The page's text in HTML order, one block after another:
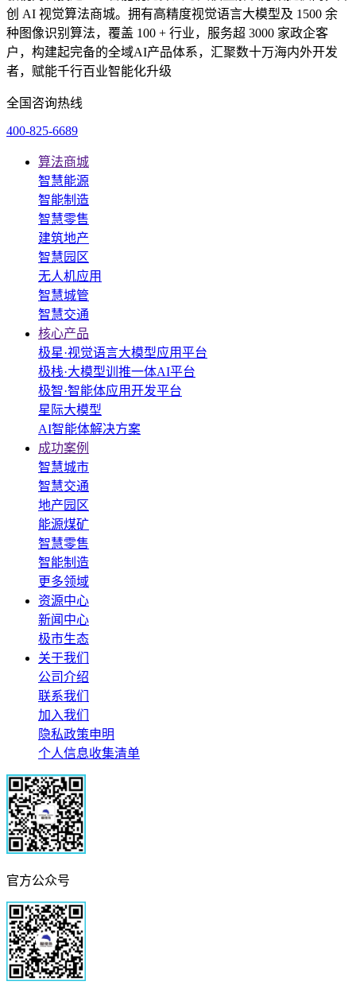
创 AI 视觉算法商城。拥有高精度视觉语言大模型及 1500 余
种图像识别算法，覆盖 100 + 行业，服务超 3000 家政企客
户，构建起完备的全域AI产品体系，汇聚数十万海内外开发
者，赋能千行百业智能化升级
全国咨询热线
400-825-6689
算法商城
智慧能源
智能制造
智慧零售
建筑地产
智慧园区
无人机应用
智慧城管
智慧交通
核心产品
极星·视觉语言大模型应用平台
极栈·大模型训推一体AI平台
极智·智能体应用开发平台
星际大模型
AI智能体解决方案
成功案例
智慧城市
智慧交通
地产园区
能源煤矿
智慧零售
智能制造
更多领域
资源中心
新闻中心
极市生态
关于我们
公司介绍
联系我们
加入我们
隐私政策申明
个人信息收集清单
官方公众号